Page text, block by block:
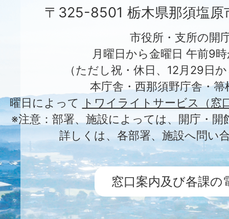
〒325-8501 栃木県那須塩原
市役所・支所の開
月曜日から金曜日 午前9
（ただし祝・休日、12月29日
本庁舎・西那須野庁舎・
曜日によって
トワイライトサービス（窓
※注意：部署、施設によっては、開庁・
詳しくは、各部署、施設へ問い
窓口案内及び各課の